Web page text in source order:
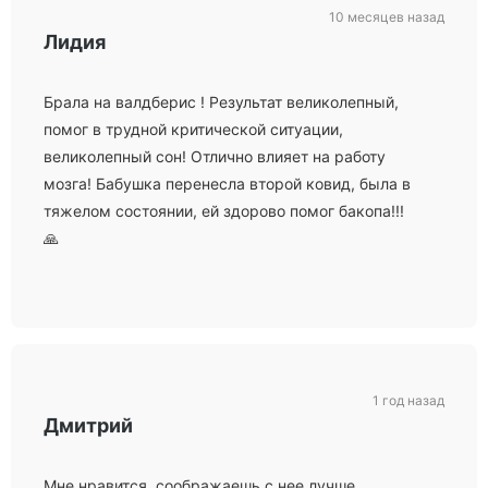
Лидия
Брала на валдберис ! Результат великолепный,
помог в трудной критической ситуации,
великолепный сон! Отлично влияет на работу
мозга! Бабушка перенесла второй ковид, была в
тяжелом состоянии, ей здорово помог бакопа!!!
🙏
10 месяцев назад
Дмитрий
1 год назад